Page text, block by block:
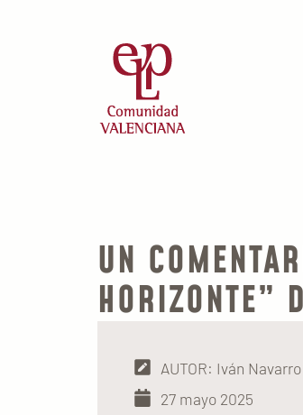
UN
HORIZONTE”
AUTOR: Iván
27 mayo 2025